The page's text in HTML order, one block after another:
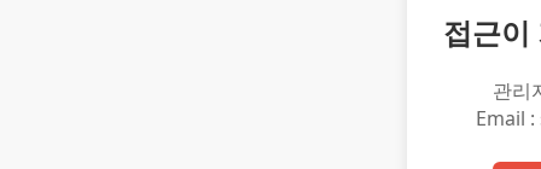
접근이
관리
Email